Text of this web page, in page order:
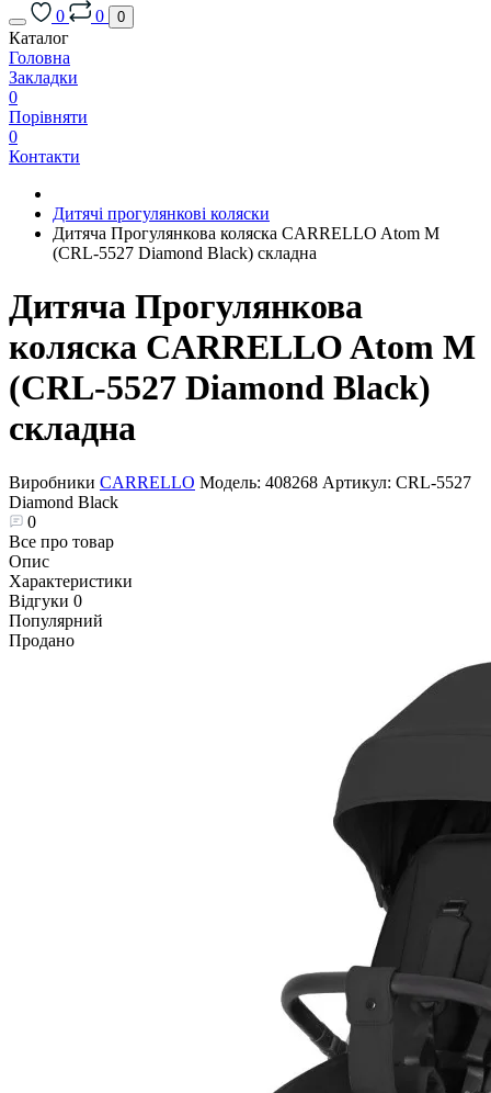
0
0 0
Каталог
Головна
Закладки
0
Порівняти
0
Контакти
Дитячі прогулянкові коляски
Дитяча Прогулянкова коляска CARRELLO Atom M
(CRL-5527 Diamond Black) складна
Дитяча Прогулянкова
коляска CARRELLO Atom M
(CRL-5527 Diamond Black)
складна
Виробники CARRELLO Модель: 408268 Артикул: CRL-5527
Diamond Black
0
Все про товар
Опис
Характеристики
Відгуки 0
Популярний
Продано